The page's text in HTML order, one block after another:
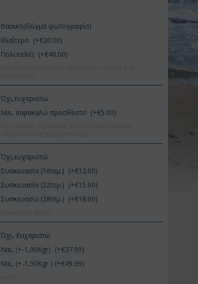
Βασικό(δείγμα φωτογραφία)
Ιδιαίτερο (+€20.00)
Πολυτελές (+€40.00)
Όχι,ευχαριστώ
Ναι, παρακαλώ προσθέστε! (+€5.00)
Όχι,ευχαριστώ
Συσκευασία (16τεμ.) (+€12.00)
Συσκευασία (22τεμ.) (+€15.00)
Συσκευασία (28τεμ.) (+€18.00)
Όχι, Ευχαριστώ
Ναι, (+-1,00Kgr) (+€37.99)
Ναι, (+-1,50Kgr ) (+€49.99)